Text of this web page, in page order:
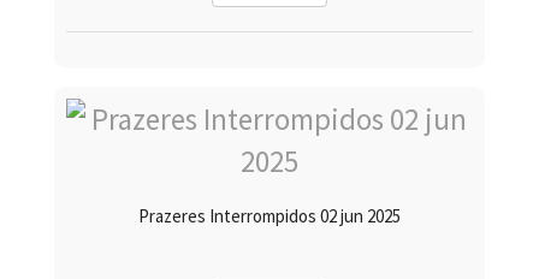
Prazeres Interrompidos 02 jun 2025